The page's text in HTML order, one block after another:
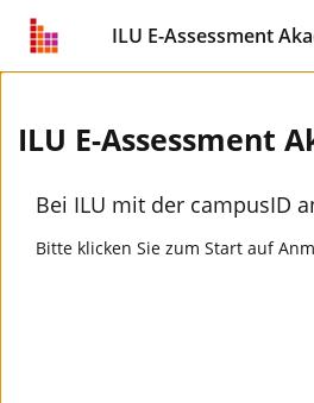
ILU E-Assessment
ILU E-Assessment
Bei ILU mit der campusID
Bitte klicken Sie zum Start auf